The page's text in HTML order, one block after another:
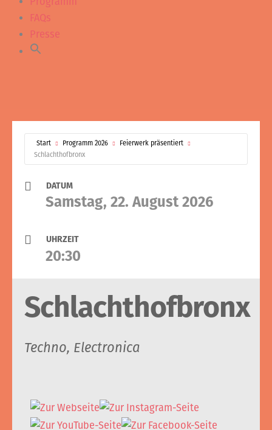
FAQs
Presse
Start Programm 2026
Feierwerk präsentiert
Schlachthofbronx
DATUM
Samstag, 22. August 2026
UHRZEIT
20:30
Schlachthofbronx
Techno, Electronica